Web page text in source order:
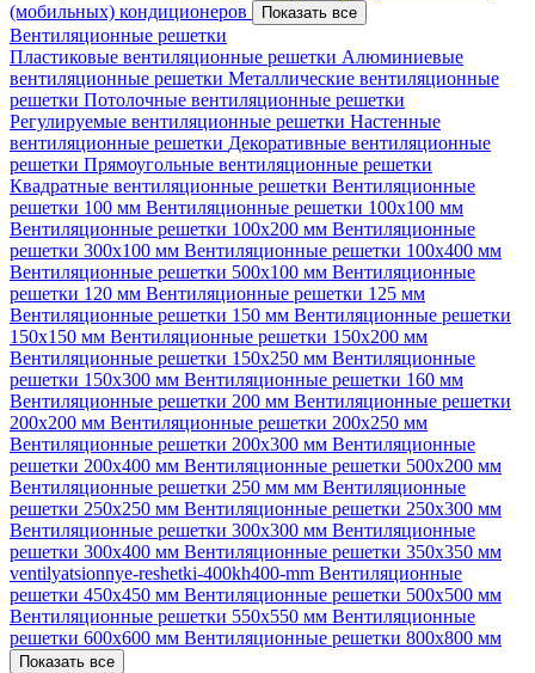
(мобильных) кондиционеров
Показать все
Вентиляционные решетки
Пластиковые вентиляционные решетки Алюминиевые
вентиляционные решетки Металлические вентиляционные
решетки Потолочные вентиляционные решетки
Регулируемые вентиляционные решетки Настенные
вентиляционные решетки Декоративные вентиляционные
решетки Прямоугольные вентиляционные решетки
Квадратные вентиляционные решетки Вентиляционные
решетки 100 мм Вентиляционные решетки 100х100 мм
Вентиляционные решетки 100х200 мм Вентиляционные
решетки 300х100 мм Вентиляционные решетки 100х400 мм
Вентиляционные решетки 500х100 мм Вентиляционные
решетки 120 мм Вентиляционные решетки 125 мм
Вентиляционные решетки 150 мм Вентиляционные решетки
150х150 мм Вентиляционные решетки 150х200 мм
Вентиляционные решетки 150х250 мм Вентиляционные
решетки 150х300 мм Вентиляционные решетки 160 мм
Вентиляционные решетки 200 мм Вентиляционные решетки
200х200 мм Вентиляционные решетки 200х250 мм
Вентиляционные решетки 200х300 мм Вентиляционные
решетки 200х400 мм Вентиляционные решетки 500х200 мм
Вентиляционные решетки 250 мм мм Вентиляционные
решетки 250х250 мм Вентиляционные решетки 250х300 мм
Вентиляционные решетки 300х300 мм Вентиляционные
решетки 300х400 мм Вентиляционные решетки 350х350 мм
ventilyatsionnye-reshetki-400kh400-mm Вентиляционные
решетки 450х450 мм Вентиляционные решетки 500х500 мм
Вентиляционные решетки 550х550 мм Вентиляционные
решетки 600х600 мм Вентиляционные решетки 800х800 мм
Показать все